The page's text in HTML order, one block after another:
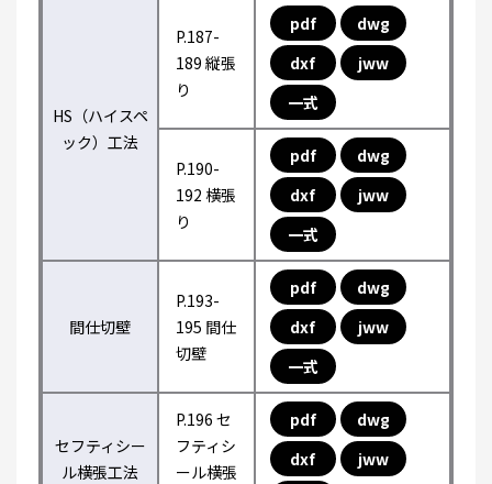
HS（ハイスペ
ック）工法
P.187-
189 縦張
り
pdf
dwg
dxf
jww
一式
P.190-
192 横張
り
pdf
dwg
dxf
jww
一式
間仕切壁
P.193-
195 間仕
切壁
pdf
dwg
dxf
jww
一式
セフティシー
ル横張工法
P.196 セ
フティシ
ール横張
pdf
dwg
dxf
jww